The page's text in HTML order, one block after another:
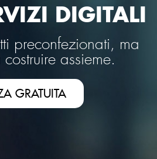
DIGITALI
preconfezionati, ma
assieme.
GRATUITA